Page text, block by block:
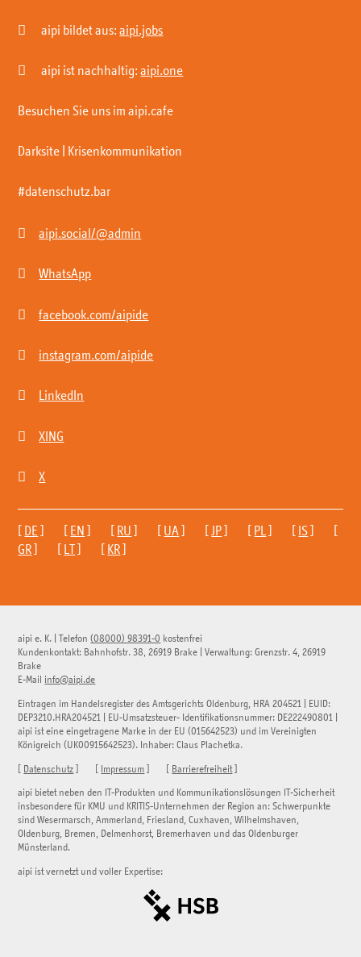
 aipi bildet aus:aipi.jobs
 aipi ist nachhaltig:aipi.one
Besuchen Sie uns im aipi.cafe
Darksite | Krisenkommunikation
#datenschutz.bar
 aipi.social/@admin
 WhatsApp
 facebook.com/aipide
 instagram.com/aipide
 LinkedIn
 XING
 X
[ DE ] [ EN ] [ RU ] [ UA] [JP] [ PL] [ IS] [
GR] [ LT ] [ KR]
aipi e. K. |Telefon(08000) 98391-0 kostenfrei
Kundenkontakt: Bahnhofstr. 38,26919 Brake | Verwaltung:Grenzstr. 4,26919
Brake
E-Mail info@aipi.de
Eintragen im Handelsregister des Amtsgerichts Oldenburg, HRA 204521 | EUID:
DEP3210.HRA204521 | EU-Umsatzsteuer- Identifikationsnummer: DE222490801 |
aipi ist eine eingetragene Marke in der EU (015642523) und im Vereinigten
Königreich (UK00915642523). Inhaber: Claus Plachetka.
Datenschutz Impressum Barrierefreiheit]
aipi bietet neben den IT-Produkten und Kommunikationslösungen IT-Sicherheit
insbesondere für KMU und KRITIS-Unternehmen der Region an: Schwerpunkte
sind Wesermarsch, Ammerland, Friesland, Cuxhaven, Wilhelmshaven,
Oldenburg, Bremen, Delmenhorst, Bremerhaven und das Oldenburger
Münsterland.
aipi ist vernetzt und voller Expertise: